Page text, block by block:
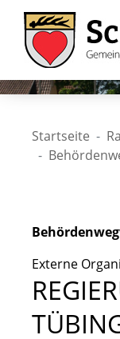
Startseite
Externe